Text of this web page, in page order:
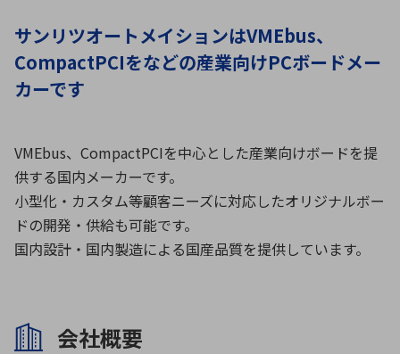
照射
環境構築・開発システム
半導体・電子部品小ロット
サンリツオートメイションはVMEbus、
CompactPCIをなどの産業向けPCボードメー
カーです
VMEbus、CompactPCIを中心とした産業向けボードを提
供する国内メーカーです。
小型化・カスタム等顧客ニーズに対応したオリジナルボー
ドの開発・供給も可能です。
国内設計・国内製造による国産品質を提供しています。
会社概要